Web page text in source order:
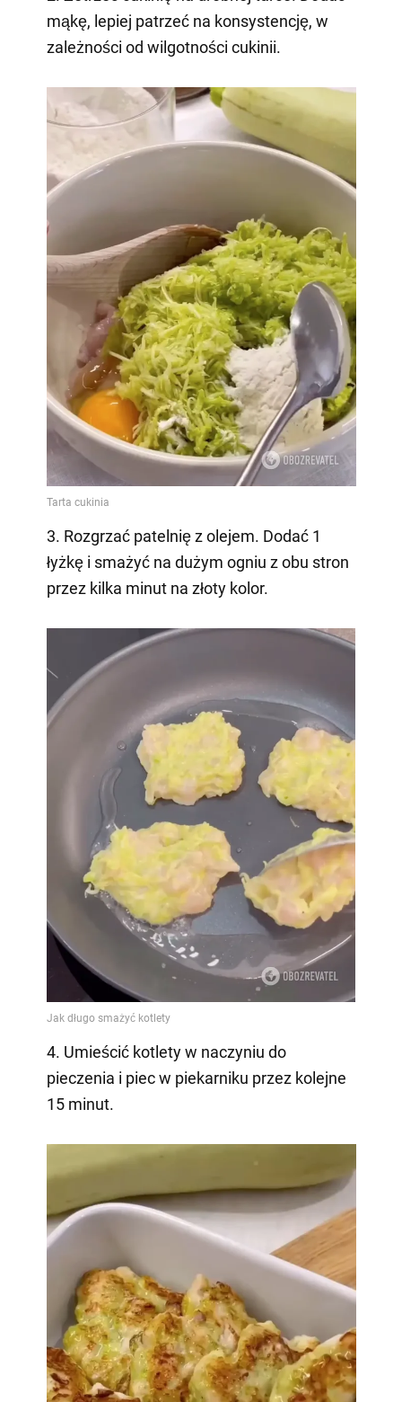
mąkę, lepiej patrzeć na konsystencję, w
zależności od wilgotności cukinii.
3. Rozgrzać patelnię z olejem. Dodać 1
łyżkę i smażyć na dużym ogniu z obu stron
przez kilka minut na złoty kolor.
4. Umieścić kotlety w naczyniu do
pieczenia i piec w piekarniku przez kolejne
15 minut.